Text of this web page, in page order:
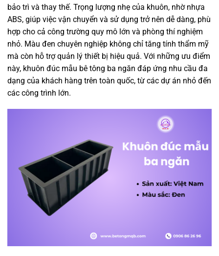
bảo trì và thay thế. Trọng lượng nhẹ của khuôn, nhờ nhựa
ABS, giúp việc vận chuyển và sử dụng trở nên dễ dàng, phù
hợp cho cả công trường quy mô lớn và phòng thí nghiệm
nhỏ. Màu đen chuyên nghiệp không chỉ tăng tính thẩm mỹ
mà còn hỗ trợ quản lý thiết bị hiệu quả. Với những ưu điểm
này, khuôn đúc mẫu bê tông ba ngăn đáp ứng nhu cầu đa
dạng của khách hàng trên toàn quốc, từ các dự án nhỏ đến
các công trình lớn.